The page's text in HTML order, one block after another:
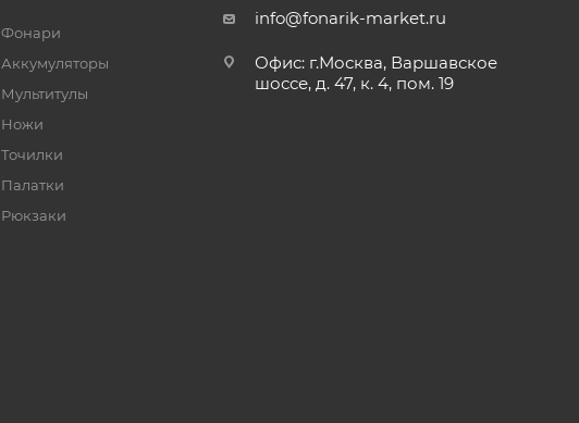
Фонари
Аккумуляторы
Мультитулы
Ножи
Точилки
Палатки
Рюкзаки
info@fonarik-market.ru
Офис: г.Москва, Варшавское
шоссе, д. 47, к. 4, пом. 19